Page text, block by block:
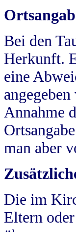
Bei den
Herkunft.
eine
Annahme
man aber
Die im
Eltern